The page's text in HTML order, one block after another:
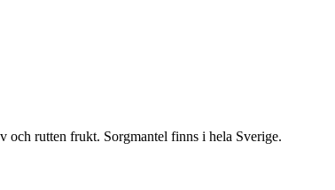
och rutten frukt. Sorgmantel finns i hela Sverige.